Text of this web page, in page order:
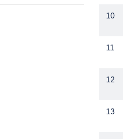
10
11
12
13